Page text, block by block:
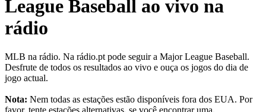
League Baseball ao vivo na
rádio
MLB na rádio. Na rádio.pt pode seguir a Major League Baseball.
Desfrute de todos os resultados ao vivo e ouça os jogos do dia de
jogo actual.
Nota: Nem todas as estações estão disponíveis fora dos EUA. Por
favor, tente estações alternativas. se você encontrar uma.